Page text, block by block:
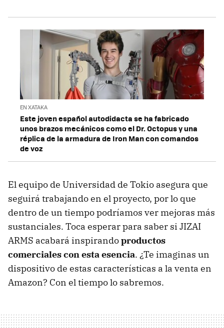
EN XATAKA
Este joven español autodidacta se ha fabricado
unos brazos mecánicos como el Dr. Octopus y una
réplica de la armadura de Iron Man con comandos
de voz
El equipo de Universidad de Tokio asegura que
seguirá trabajando en el proyecto, por lo que
dentro de un tiempo podríamos ver mejoras más
sustanciales. Toca esperar para saber si JIZAI
ARMS acabará inspirandoproductos
comerciales con esta esencia. ¿Te imaginas un
dispositivo de estas características a la venta en
Amazon? Con el tiempo lo sabremos.